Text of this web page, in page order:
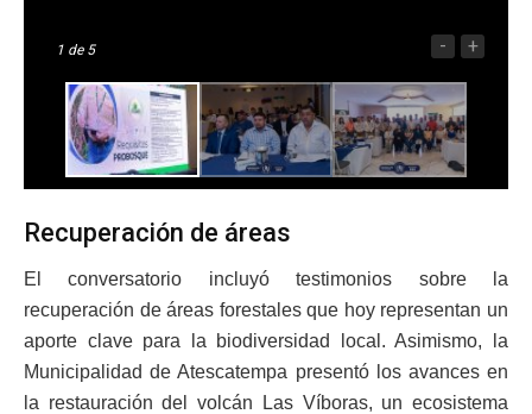
1 de 5 - +
Recuperación de áreas
El conversatorio incluyó testimonios sobre la
recuperación de áreas forestales que hoy representan un
aporte clave para la biodiversidad local. Asimismo, la
Municipalidad de Atescatempa presentó los avances en
la restauración del volcán Las Víboras, un ecosistema